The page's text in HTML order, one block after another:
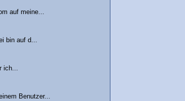
auf meine...
bin auf d...
ich...
Benutzer...